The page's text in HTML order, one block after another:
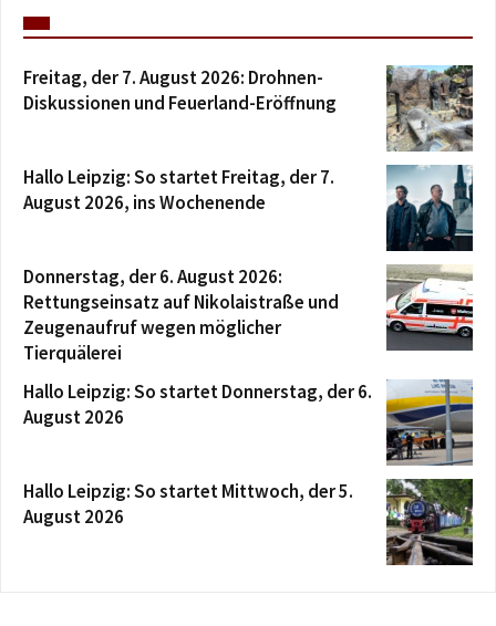
Freitag, der 7. August 2026: Drohnen-
Diskussionen und Feuerland-Eröffnung
Hallo Leipzig: So startet Freitag, der 7.
August 2026, ins Wochenende
Donnerstag, der 6. August 2026:
Rettungseinsatz auf Nikolaistraße und
Zeugenaufruf wegen möglicher
Tierquälerei
Hallo Leipzig: So startet Donnerstag, der 6.
August 2026
Hallo Leipzig: So startet Mittwoch, der 5.
August 2026